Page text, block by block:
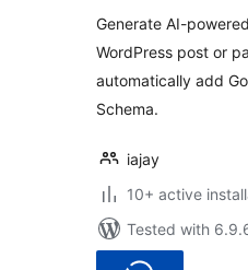
Generate AI-
WordPress post or
automatically add
Schema.
iajay
10+ active
Tested with